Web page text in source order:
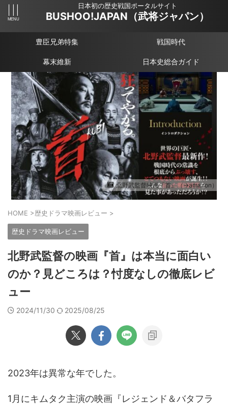
日本初の歴史戦国ポータルサイト
BUSHOO!JAPAN（武将ジャパン）
豊臣兄弟特集 戦国時代
幕末維新 日本史総合ガイド
北野武監督映画『首』（→amazon）
HOME >歴史ドラマ映画レビュー >
歴史ドラマ映画レビュー
北野武監督の映画『首』は本当に面白い
のか？見どころは？忖度なしの徹底レビ
ュー
2024/11/30 2025/08/25
2023年は異常な年でした。
1月にキムタク主演の映画『レジェンド＆バタフラ